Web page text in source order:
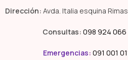
Dirección: Avda. Italia esquina
Consultas: 098 924 066
Emergencias: 091 001